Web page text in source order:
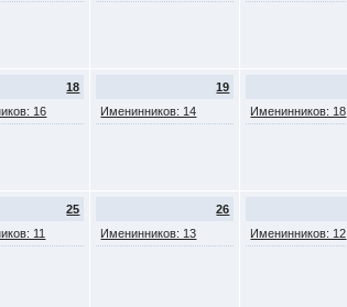
18
16
19
Именинников: 14
Именинников: 18
25
11
26
Именинников: 13
Именинников: 12